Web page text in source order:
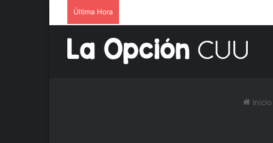
Última Hora
Inicio